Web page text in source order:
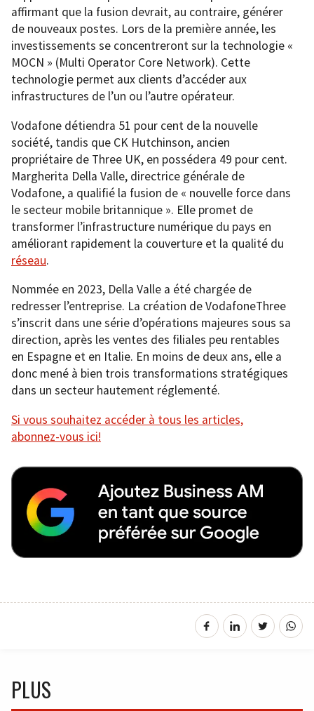
affirmant que la fusion devrait, au contraire, générer
de nouveaux postes. Lors de la première année, les
investissements se concentreront sur la technologie «
MOCN » (Multi Operator Core Network). Cette
technologie permet aux clients d’accéder aux
infrastructures de l’un ou l’autre opérateur.
Vodafone détiendra 51 pour cent de la nouvelle
société, tandis que CK Hutchinson, ancien
propriétaire de Three UK, en possédera 49 pour cent.
Margherita Della Valle, directrice générale de
Vodafone, a qualifié la fusion de « nouvelle force dans
le secteur mobile britannique ». Elle promet de
transformer l’infrastructure numérique du pays en
améliorant rapidement la couverture et la qualité du
réseau.
Nommée en 2023, Della Valle a été chargée de
redresser l’entreprise. La création de VodafoneThree
s’inscrit dans une série d’opérations majeures sous sa
direction, après les ventes des filiales peu rentables
en Espagne et en Italie. En moins de deux ans, elle a
donc mené à bien trois transformations stratégiques
dans un secteur hautement réglementé.
Si vous souhaitez accéder à tous les articles,
abonnez-vous ici!
PLUS